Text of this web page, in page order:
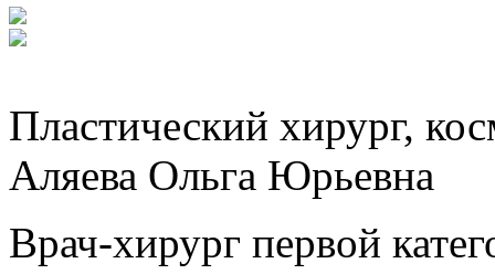
Пластический хирург,
Аляева Ольга Юрьевна
Врач-хирург первой